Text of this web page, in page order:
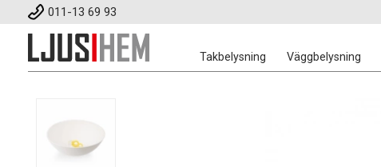
011-13 69 93
Takbelysning Väggbelysning